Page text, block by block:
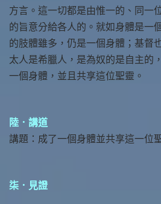
方言。這一切都是由惟一的、同一
的旨意分給各人的。就如身體是一
的肢體雖多，仍是一個身體；基督
太人是希臘人，是為奴的是自主的
一個身體，並且共享這位聖靈。
陸．講道
講題：成了一個身體並共享這一位
柒．見證